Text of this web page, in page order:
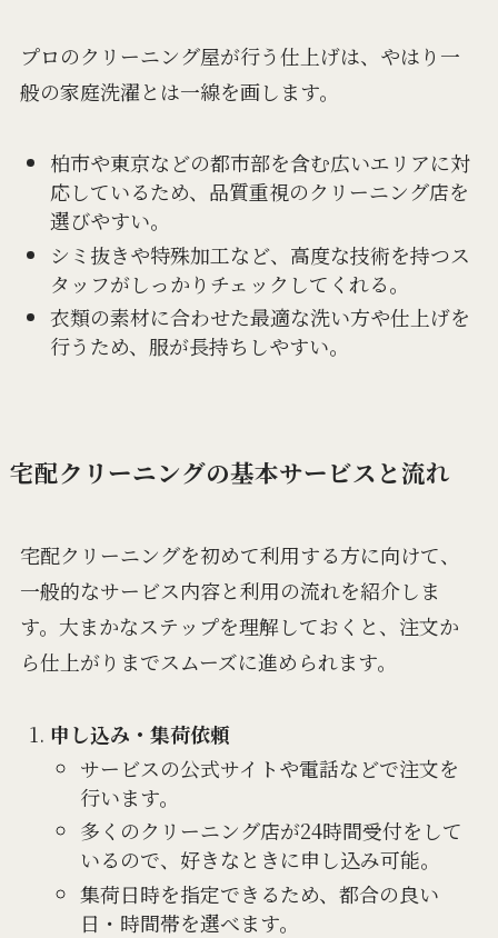
プロのクリーニング屋が行う仕上げは、やはり一
般の家庭洗濯とは一線を画します。
柏市や東京などの都市部を含む広いエリアに対
応しているため、品質重視のクリーニング店を
選びやすい。
シミ抜きや特殊加工など、高度な技術を持つス
タッフがしっかりチェックしてくれる。
衣類の素材に合わせた最適な洗い方や仕上げを
行うため、服が長持ちしやすい。
宅配クリーニングの基本サービスと流れ
宅配クリーニングを初めて利用する方に向けて、
一般的なサービス内容と利用の流れを紹介しま
す。大まかなステップを理解しておくと、注文か
ら仕上がりまでスムーズに進められます。
申し込み・集荷依頼
サービスの公式サイトや電話などで注文を
行います。
多くのクリーニング店が24時間受付をして
いるので、好きなときに申し込み可能。
集荷日時を指定できるため、都合の良い
日・時間帯を選べます。